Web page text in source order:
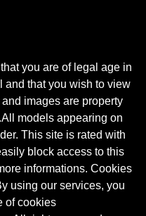
you are of legal age in
and that you wish to view
images are property
models appearing on
This site is rated with
block access to this
informations. Cookies
using our services, you
of cookies